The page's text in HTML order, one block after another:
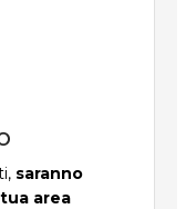
saranno
area